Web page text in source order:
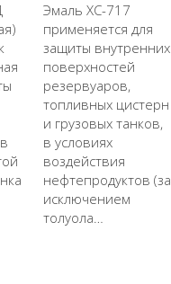
Эмаль ХС-717
применяется для
защиты внутренних
поверхностей
резервуаров,
топливных цистерн
и грузовых танков,
в условиях
воздействия
нефтепродуктов (за
исключением
толуола…